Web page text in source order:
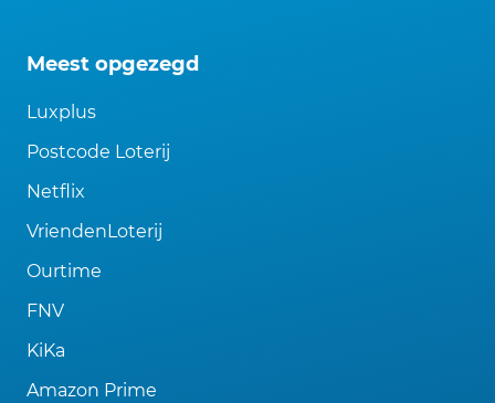
Meest opgezegd
Luxplus
Postcode Loterij
Netflix
VriendenLoterij
Ourtime
FNV
KiKa
Amazon Prime